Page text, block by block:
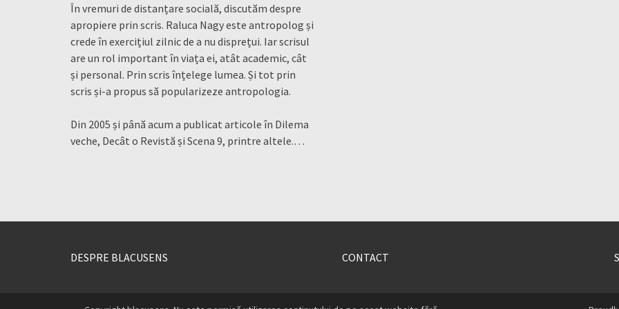
În vremuri de distanțare socială, discutăm despre
apropiere prin scris. Raluca Nagy este antropolog și
crede în exercițiul zilnic de a nu disprețui. Iar scrisul
are un rol important în viața ei, atât academic, cât
și personal. Prin scris înțelege lumea. Și tot prin
scris și-a propus să popularizeze antropologia.
Din 2005 și până acum a publicat articole în Dilema
veche, Decât o Revistă și Scena 9, printre altele.…
DESPRE BLACUSENS CONTACT